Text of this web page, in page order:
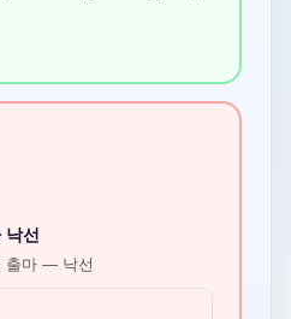
선
출마 — 낙선